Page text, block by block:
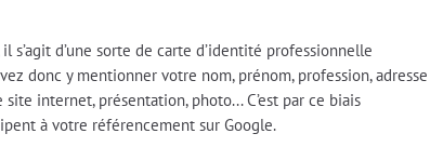
d’une sorte de carte d’identité professionnelle
donc y mentionner votre nom, prénom, profession, adresse
internet, présentation, photo... C’est par ce biais
à votre référencement sur Google.